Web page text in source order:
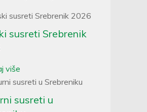
susreti Srebrenik
više
susreti u